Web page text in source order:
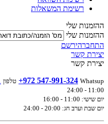
רשימת המשאלות
ההזמנות שלי
ההזמנות שלי
התחברהירשם
יצירת קשר
יצירת קשר
Whatsup
+972 547-991-324 טלפון
11:00 - 24:00
יום שישי: 11:00 - 16:00
יום שבת וערב חג: 20:00 - 24:00